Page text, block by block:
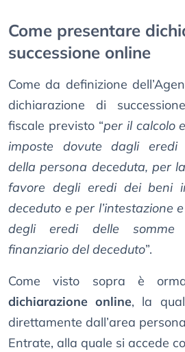
Come presentare
successione online
Come da definizione
dichiarazione di
fiscale previsto “per il calcolo
imposte dovute dagli eredi
della persona deceduta, per
favore degli eredi dei beni
deceduto e per l’intestazione
degli eredi delle somme
finanziario del deceduto”.
Come visto sopra è
dichiarazione online, la
direttamente dall’area
Entrate, alla quale si accede